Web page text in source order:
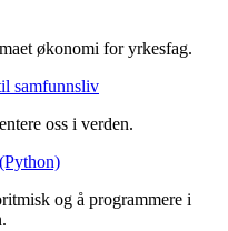
økonomi for yrkesfag.
samfunnsliv
oss i verden.
og å programmere i